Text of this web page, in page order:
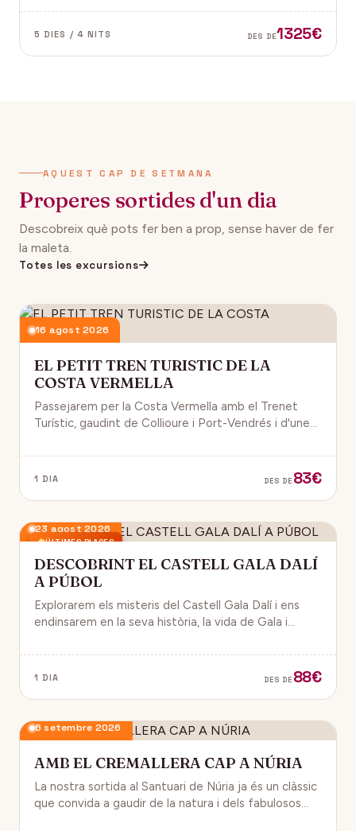
Cadis i Màlaga. Vens amb nosaltres?
5 DIES / 4 NITS DES DE1325€
AQUEST CAP DE SETMANA
Properes sortides d'un dia
Descobreix què pots fer ben a prop, sense haver de fer
la maleta.
Totes les excursions
16 agost 2026
EL PETIT TREN TURISTIC DE LA
COSTA VERMELLA
Passejarem per la Costa Vermella amb el Trenet
Turístic, gaudint de Collioure i Port-Vendrés i d'unes
1 DIA DES DE 83€
ÚLTIMES PLACES
23 agost 2026
DESCOBRINT EL CASTELL GALA DALÍ
A PÚBOL
Explorarem els misteris del Castell Gala Dalí i ens
endinsarem en la seva història, la vida de Gala i
1 DIA DES DE 88€
6 setembre 2026
AMB EL CREMALLERA CAP A NÚRIA
La nostra sortida al Santuari de Núria ja és un clàssic
que convida a gaudir de la natura i dels fabulosos